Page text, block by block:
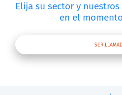
Elija su sector y
en el
SER